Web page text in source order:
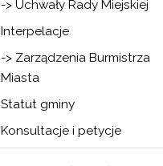
-> Uchwały Rady Miejskiej
Interpelacje
-> Zarządzenia Burmistrza
Miasta
Statut gminy
Konsultacje i petycje